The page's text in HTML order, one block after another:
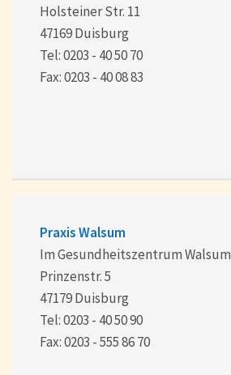
Holsteiner Str. 11
47169 Duisburg
Tel: 0203 - 40 50 70
Fax: 0203 - 40 08 83
Praxis Walsum
Im Gesundheitszentrum Walsum
Prinzenstr. 5
47179 Duisburg
Tel: 0203 - 40 50 90
Fax: 0203 - 555 86 70